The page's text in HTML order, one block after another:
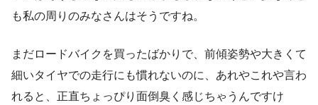
も私の周りのみなさんはそうですね。
まだロードバイクを買ったばかりで、前傾姿勢や大きくて
細いタイヤでの走行にも慣れないのに、あれやこれや言わ
れると、正直ちょっぴり面倒臭く感じちゃうんですけ